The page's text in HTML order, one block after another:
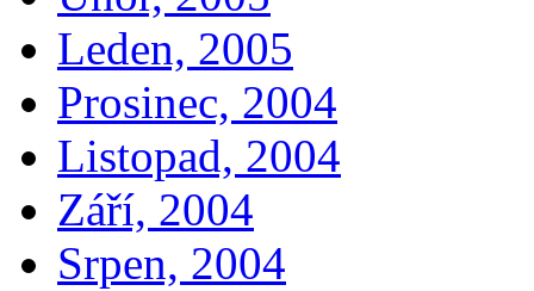
Leden, 2005
Prosinec, 2004
Listopad, 2004
Září, 2004
Srpen, 2004